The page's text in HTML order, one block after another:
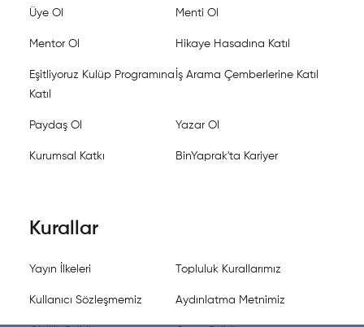
Üye Ol Menti Ol
Mentor Ol Hikaye Hasadına Katıl
Eşitliyoruz Kulüp Programına
Katıl
İş Arama Çemberlerine Katıl
Paydaş Ol Yazar Ol
Kurumsal Katkı BinYaprak'ta Kariyer
Kurallar
Yayın İlkeleri Topluluk Kurallarımız
Kullanıcı Sözleşmemiz Aydınlatma Metnimiz